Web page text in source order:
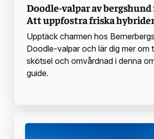
Doodle-valpar av
Att uppfostra friska
Upptäck charmen hos
Doodle-valpar och lär dig mer om
skötsel och omvårdnad i denna
guide.